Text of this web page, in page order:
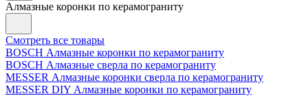
Алмазные коронки по керамограниту
Смотреть все товары
BOSCH Алмазные коронки по керамограниту
BOSCH Алмазные сверла по керамограниту
MESSER Алмазные коронки сверла по керамограниту
MESSER DIY Алмазные коронки по керамограниту